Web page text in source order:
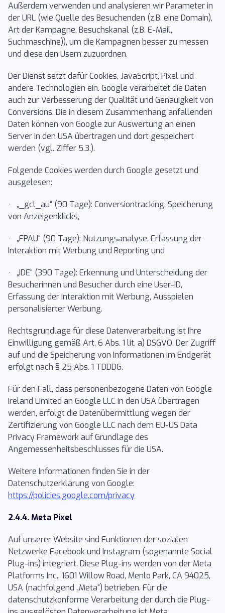
Außerdem verwenden und analysieren wir Parameter in
der URL (wie Quelle des Besuchenden (z.B. eine Domain),
Art der Kampagne, Besuchskanal (z.B. E-Mail,
Suchmaschine)), um die Kampagnen besser zu messen
und diese den Usern zuzuordnen.
Der Dienst setzt dafür Cookies, JavaScript, Pixel und
andere Technologien ein. Google verarbeitet die Daten
auch zur Verbesserung der Qualität und Genauigkeit von
Conversions. Die in diesem Zusammenhang anfallenden
Daten können von Google zur Auswertung an einen
Server in den USA übertragen und dort gespeichert
werden (vgl. Ziffer 5.3.).
Folgende Cookies werden durch Google gesetzt und
ausgelesen:
· „_gcl_au“ (90 Tage): Conversiontracking, Speicherung
von Anzeigenklicks,
· „FPAU“ (90 Tage): Nutzungsanalyse, Erfassung der
Interaktion mit Werbung und Reporting und
· „IDE“ (390 Tage): Erkennung und Unterscheidung der
Besucherinnen und Besucher durch eine User-ID,
Erfassung der Interaktion mit Werbung, Ausspielen
personalisierter Werbung.
Rechtsgrundlage für diese Datenverarbeitung ist Ihre
Einwilligung gemäß Art. 6 Abs. 1 lit. a) DSGVO. Der Zugriff
auf und die Speicherung von Informationen im Endgerät
erfolgt nach § 25 Abs. 1 TDDDG.
Für den Fall, dass personenbezogene Daten von Google
Ireland Limited an Google LLC in den USA übertragen
werden, erfolgt die Datenübermittlung wegen der
Zertifizierung von Google LLC nach dem EU-US Data
Privacy Framework auf Grundlage des
Angemessenheitsbeschlusses für die USA.
Weitere Informationen finden Sie in der
Datenschutzerklärung von Google:
https://policies.google.com/privacy
2.4.4. Meta Pixel
Auf unserer Website sind Funktionen der sozialen
Netzwerke Facebook und Instagram (sogenannte Social
Plug-ins) integriert. Diese Plug-ins werden von der Meta
Platforms Inc., 1601 Willow Road, Menlo Park, CA 94025,
USA (nachfolgend „Meta“) betrieben. Für die
datenschutzkonforme Verarbeitung der durch die Plug-